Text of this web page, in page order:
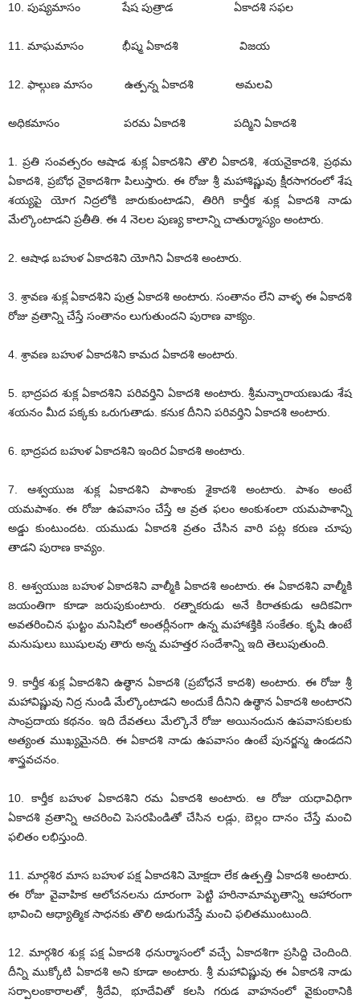
10. పుష్యమాసం షేష పుత్రాడ ఏకాదశి సఫల
11. మాఘమాసం భీష్మ ఏకాదశి విజయ
12. ఫాల్గుణ మాసం ఉత్పన్న ఏకాదశి అమలవి
అధికమాసం పరమ ఏకాదశి పద్మిని ఏకాదశి
1. ప్రతి సంవత్సరం ఆషాడ శుక్ల ఏకాదశిని తొలి ఏకాదశి, శయనైకాదశి, ప్రథమ
ఏకాదశి, ప్రబోధ నైకాదశిగా పిలుస్తారు. ఈ రోజు శ్రీ మహాశిష్ణువు క్షీరసాగరంలో శేష
శయ్యపై యోగ నిద్రలోకి జారుకుంటాడని, తిరిగి కార్తీక శుక్ల ఏకాదశి నాడు
మేల్కొంటాడని ప్రతీతి. ఈ 4 నెలల పుణ్య కాలాన్ని చాతుర్మాస్యం అంటారు.
2. ఆషాఢ బహుళ ఏకాదశిని యోగిని ఏకాదశి అంటారు.
3. శ్రావణ శుక్ల ఏకాదశిని పుత్ర ఏకాదశి అంటారు. సంతానం లేని వాళ్ళ ఈ ఏకాదశి
రోజు వ్రతాన్ని చేస్తే సంతానం లుగుతుందని పురాణ వాక్యం.
4. శ్రావణ బహుళ ఏకాదశిని కామద ఏకాదశి అంటారు.
5. భాద్రపద శుక్ల ఏకాదశిని పరివర్తిని ఏకాదశి అంటారు. శ్రీమన్నారాయణుడు శేష
శయనం మీద పక్కకు ఒరుగుతాడు. కనుక దీనిని పరివర్తిని ఏకాదశి అంటారు.
6. భాద్రపద బహుళ ఏకాదశిని ఇందిర ఏకాదశి అంటారు.
7. ఆశ్వయుజ శుక్ల ఏకాదశిని పాశాంకు శైకాదశి అంటారు. పాశం అంటే
యమపాశం. ఈ రోజు ఉపవాసం చేస్తే ఆ వ్రత ఫలం అంకుశంలా యమపాశాన్ని
అడ్డు కుంటుందట. యముడు ఏకాదశి వ్రతం చేసిన వారి పట్ల కరుణ చూపు
తాడని పురాణ కావ్యం.
8. ఆశ్వయుజ బహుళ ఏకాదశిని వాల్మీకి ఏకాదశి అంటారు. ఈ ఏకాదశిని వాల్మీకి
జయంతిగా కూడా జరుపుకుంటారు. రత్నాకరుడు అనే కిరాతకుడు ఆదికవిగా
అవతరించిన ఘట్టం మనిషిలో అంతర్లీనంగా ఉన్న మహాశక్తికి సంకేతం. కృషి ఉంటే
మనుషులు ఋషులవు తారు అన్న మహత్తర సందేశాన్ని ఇది తెలుపుతుంది.
9. కార్తీక శుక్ల ఏకాదశిని ఉత్థాన ఏకాదశి (ప్రబోధనే కాదశి) అంటారు. ఈ రోజు శ్రీ
మహావిష్ణువు నిద్ర నుండి మేల్కొంటాడని అందుకే దీనిని ఉత్థాన ఏకాదశి అంటారని
సాంప్రదాయ కథనం. ఇది దేవతలు మేల్కొనే రోజు అయినందున ఉపవాసకులకు
అత్యంత ముఖ్యమైనది. ఈ ఏకాదశి నాడు ఉపవాసం ఉంటే పునర్జన్మ ఉండదని
శాస్త్రవచనం.
10. కార్తీక బహుళ ఏకాదశిని రమ ఏకాదశి అంటారు. ఆ రోజు యధావిధిగా
ఏకాదశి వ్రతాన్ని ఆచరించి పెసరపిండితో చేసిన లడ్లు, బెల్లం దానం చేస్తే మంచి
ఫలితం లభిస్తుంది.
11. మార్గశిర మాస బహుళ పక్ష ఏకాదశిని మోక్షదా లేక ఉత్పత్తి ఏకాదశి అంటారు.
ఈ రోజు వైవాహిక ఆలోచనలను దూరంగా పెట్టి హరినామామృతాన్ని ఆహారంగా
భావించి ఆధ్యాత్మిక సాధనకు తొలి అడుగువేస్తే మంచి ఫలితముంటుంది.
12. మార్గశిర శుక్ల పక్ష ఏకాదశి ధనుర్మాసంలో వచ్చే ఏకాదశిగా ప్రసిద్ది చెందింది.
దీన్ని ముక్కోటి ఏకాదశి అని కూడా అంటారు. శ్రీ మహావిష్ణువు ఈ ఏకాదశి నాడు
సర్పాలంకారాలతో, శ్రీదేవి, భూదేవితో కలసి గరుడ వాహనంలో వైకుంఠానికి